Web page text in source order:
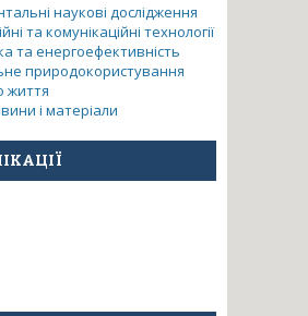
наукові дослідження
та комунікаційні технології
та енергоефективність
природокористування
життя
і матеріали